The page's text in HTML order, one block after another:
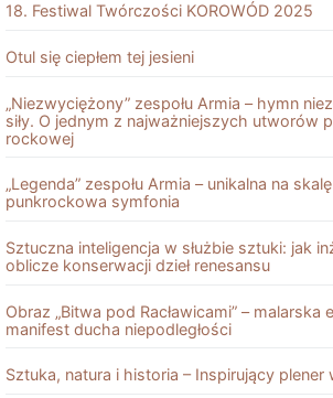
18. Festiwal Twórczości KOROWÓD 2025
Otul się ciepłem tej jesieni
„Niezwyciężony” zespołu Armia – hymn
siły. O jednym z najważniejszych utworów
rockowej
„Legenda” zespołu Armia – unikalna na
punkrockowa symfonia
Sztuczna inteligencja w służbie sztuki: jak
oblicze konserwacji dzieł renesansu
Obraz „Bitwa pod Racławicami” –
manifest ducha niepodległości
Sztuka, natura i historia – Inspirujący plener